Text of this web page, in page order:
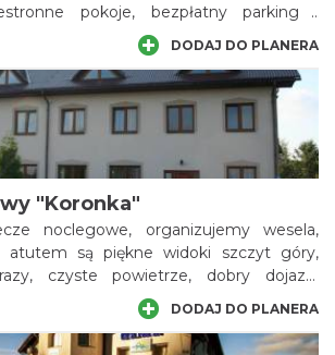
pokoje, bezpłatny parking i
DODAJ DO PLANERA
"Koronka"
noclegowe, organizujemy wesela,
atutem są piękne widoki szczyt góry,
czyste powietrze, dobry dojazd,
Pokoje z łazienkami, jadalnia, sala
bar, jesteśmy otwarci na miłych i
którzy cenią uroki prawdziwych
DODAJ DO PLANERA